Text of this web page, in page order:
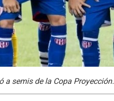
a semis de la Copa Proyección.